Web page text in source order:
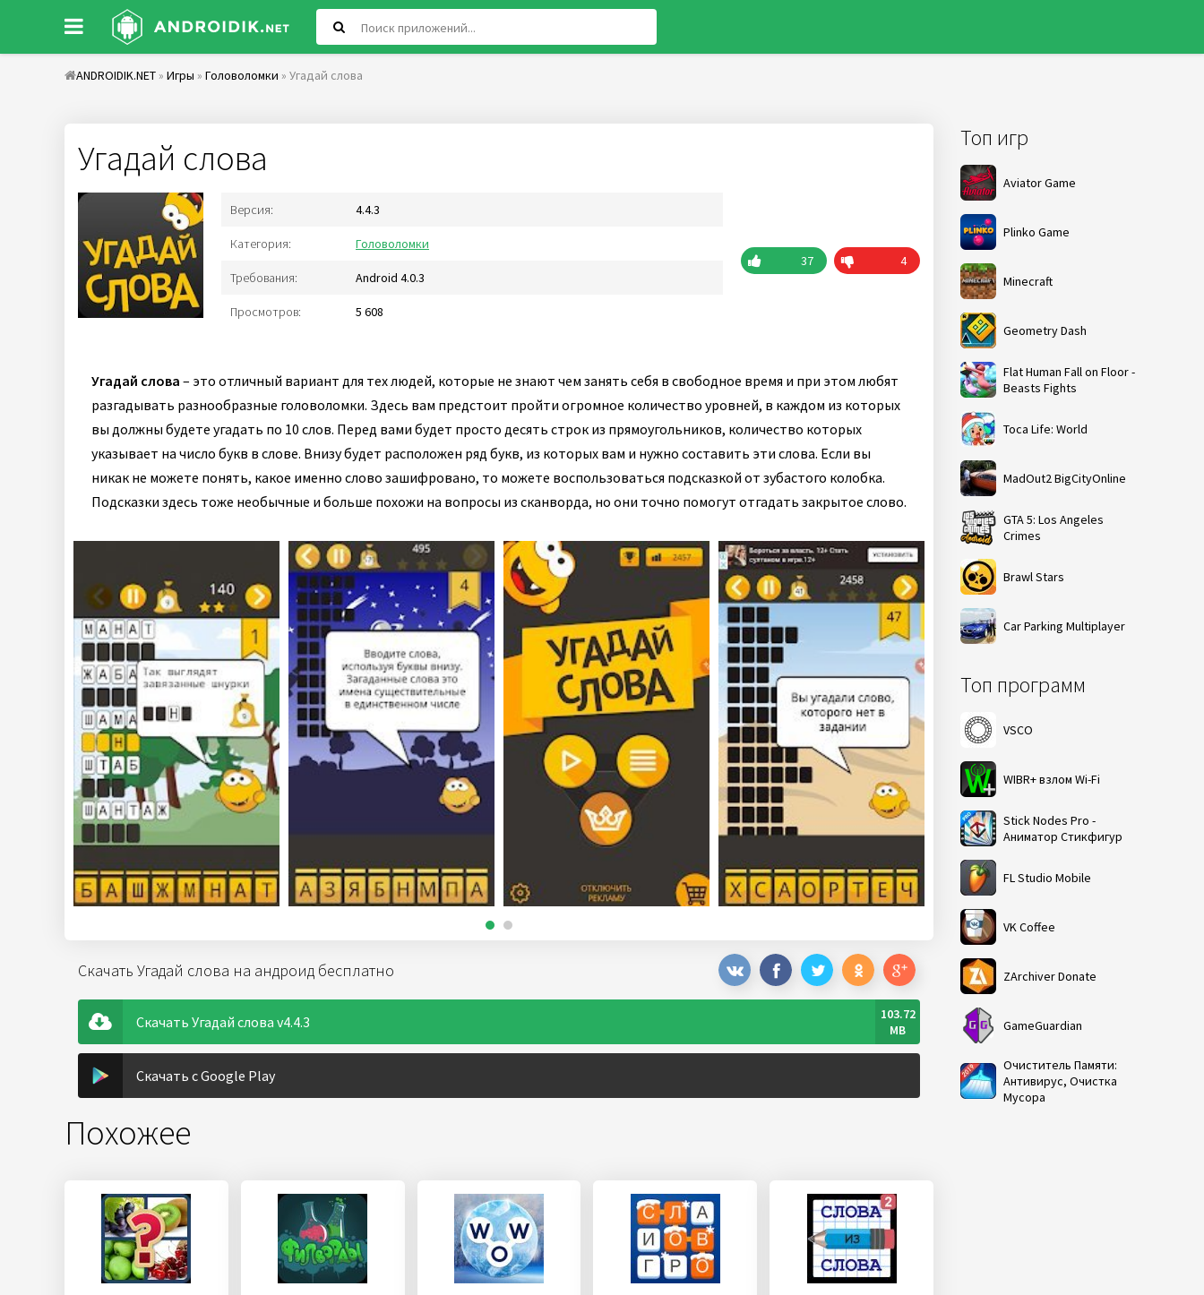
ANDROIDIK.NET » Игры » Головоломки » Угадай слова
Топ игр
Aviator Game
Plinko Game
Minecraft
Geometry Dash
Flat Human Fall on Floor -
Beasts Fights
Toca Life: World
MadOut2 BigCityOnline
GTA 5: Los Angeles
Crimes
Brawl Stars
Car Parking Multiplayer
Топ программ
VSCO
WIBR+ взлом Wi-Fi
Stick Nodes Pro -
Аниматор Стикфигур
FL Studio Mobile
VK Coffee
ZArchiver Donate
GameGuardian
Очиститель Памяти:
Антивирус, Очистка
Мусора
Угадай слова
Версия: 4.4.3
Категория: Головоломки
Требования: Android 4.0.3
Просмотров: 5 608
37 4
Угадай слова – это отличный вариант для тех людей, которые не знают чем занять себя в свободное время и при этом любят
разгадывать разнообразные головоломки. Здесь вам предстоит пройти огромное количество уровней, в каждом из которых
вы должны будете угадать по 10 слов. Перед вами будет просто десять строк из прямоугольников, количество которых
указывает на число букв в слове. Внизу будет расположен ряд букв, из которых вам и нужно составить эти слова. Если вы
никак не можете понять, какое именно слово зашифровано, то можете воспользоваться подсказкой от зубастого колобка.
Подсказки здесь тоже необычные и больше похожи на вопросы из сканворда, но они точно помогут отгадать закрытое слово.
Скачать Угадай слова на андроид бесплатно
Скачать Угадай слова v4.4.3
103.72
MB
Скачать с Google Play
Похожее